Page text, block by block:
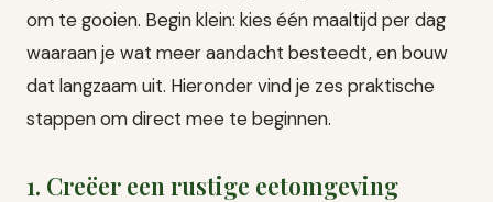
om te gooien. Begin klein: kies één maaltijd per dag
waaraan je wat meer aandacht besteedt, en bouw
dat langzaam uit. Hieronder vind je zes praktische
stappen om direct mee te beginnen.
1. Creëer een rustige eetomgeving